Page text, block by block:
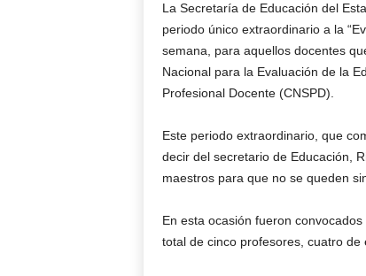
La Secretaría de Educación del
periodo único extraordinario a la
semana, para aquellos docentes
Nacional para la Evaluación de la
Profesional Docente (CNSPD).
Este periodo extraordinario, que
decir del secretario de Educación,
maestros para que no se queden
En esta ocasión fueron
total de cinco profesores, cuatro de